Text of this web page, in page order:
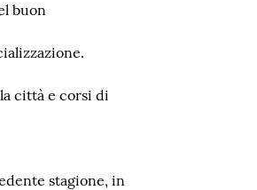
buon
città e corsi di
stagione, in